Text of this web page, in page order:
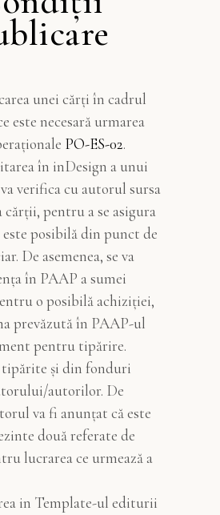
unei cărți în cadrul
este necesară urmarea
PO-ES-02.
în inDesign a unui
verifica cu autorul sursa
cărții, pentru a se asigura
posibilă din punct de
De asemenea, se va
în PAAP a sumei
o posibilă achiziției,
prevăzută în PAAP-ul
pentru tipărire.
și din fonduri
autorilor. De
va fi anunțat că este
două referate de
lucrarea ce urmează a
in Template-ul editurii